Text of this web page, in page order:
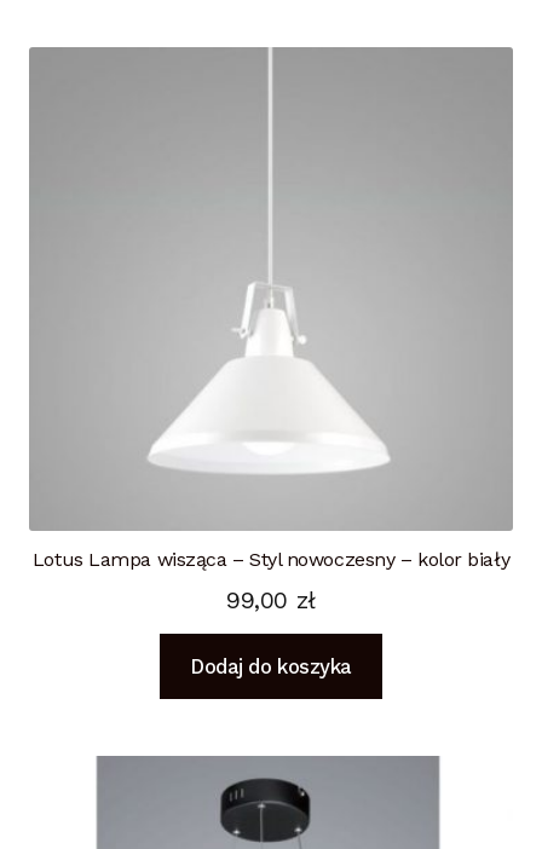
Lotus Lampa wisząca – Styl nowoczesny – kolor biały
99,00 zł
Dodaj do koszyka